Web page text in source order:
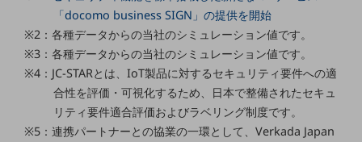
社長からのご挨拶
グループ会社
「docomo business SIGN」の提供を開始
※2：各種データからの当社のシミュレーション値です。
※3：各種データからの当社のシミュレーション値です。
※4：JC-STARとは、IoT製品に対するセキュリティ要件への適
合性を評価・可視化するため、日本で整備されたセキュ
リティ要件適合評価およびラベリング制度です。
※5：連携パートナーとの協業の一環として、Verkada Japan